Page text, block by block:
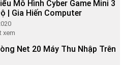
Mô Hình Cyber Game Mini 3
| Gia Hiến Computer
xem
Net 20 Máy Thu Nhập Trên